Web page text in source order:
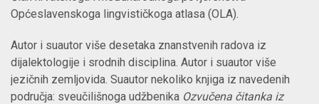
Općeslavenskoga lingvističkoga atlasa (OLA).
Autor i suautor više desetaka znanstvenih radova iz
dijalektologije i srodnih disciplina. Autor i suautor više
jezičnih zemljovida. Suautor nekoliko knjiga iz navedenih
područja: sveučilišnoga udžbenika Ozvučena čitanka iz